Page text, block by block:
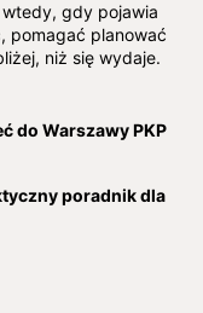
gdy pojawia
pomagać planować
niż się wydaje.
do Warszawy PKP
poradnik dla